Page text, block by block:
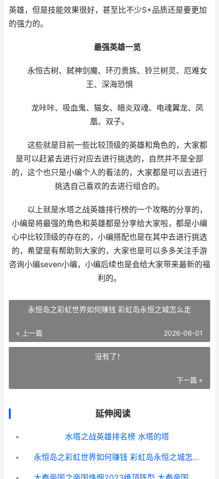
英雄，但是技能效果很好，甚至比不少S+品质还是要更加
的强力的。
最强英雄一览
永恒古树、弑神剑魔、环刃贵族、铃兰树灵、厄难女
王、深海恐惧
龙咔咔、吸血鬼、猫女、暗炎双魂、电魂翼龙、凤
凰、双子。
这些就是目前一些比较顶级的英雄和角色的，大家都
是可以赶紧去进行对应去进行挑选的，自然并不是全部
的，这个也只是小编个人的看法的，大家都是可以去进行
挑选自己喜欢的去进行组合的。
以上就是水塔之战英雄排行榜的一个攻略的分享的，
小编是将最强的角色和英雄都是分享给大家啦，都是小编
心中比较顶级的存在的，小编搭配也是在其中去进行挑选
的，希望是有帮助到大家的，大家也是可以多多关注手游
咨询小编seven小编，小编后续也是会给大家带来最新的福
利的。
永恒岛之彩虹世界如何赚钱 彩虹岛永恒之城怎么走
« 上一篇 2026-06-01
没有了！
下一篇 »
延伸阅读
水塔之战英雄排名榜 水塔的塔
永恒岛之彩虹世界如何赚钱 彩虹岛永恒之城怎么走